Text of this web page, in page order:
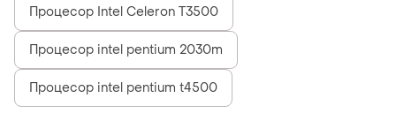
Процесор Intel Celeron T3500
Процесор intel pentium 2030m
Процесор intel pentium t4500